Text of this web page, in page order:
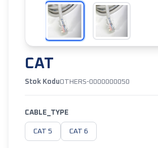
CAT
Stok KoduOTHERS-0000000050
CABLE_TYPE
CAT 5 CAT 6